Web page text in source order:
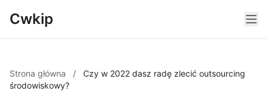
Cwkip
Strona główna /
Czy w 2022 dasz radę zlecić outsourcing
środowiskowy?